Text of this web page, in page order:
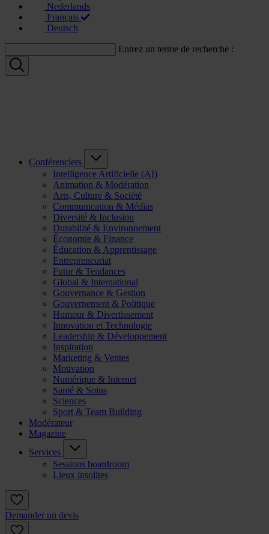
Nederlands
Français
Deutsch
Entrez un terme de recherche :
Conférenciers
Intelligence Artificielle (AI)
Animation & Modération
Arts, Culture & Société
Communication & Médias
Diversité & Inclusion
Durabilité & Environnement
Économie & Finance
Éducation & Apprentissage
Entrepreneuriat
Futur & Tendances
Global & International
Gouvernance & Gestion
Gouvernement & Politique
Humour & Divertissement
Innovation et Technologie
Leadership & Développement
Inspiration
Marketing & Ventes
Motivation
Numérique & Internet
Santé & Soins
Sciences
Sport & Team Building
Modérateur
Magazine
Services
Sessions boardroom
Lieux insolites
Demander un devis